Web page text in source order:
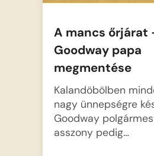
A mancs őrjárat
Goodway papa
megmentése
Kalandöbölben
nagy ünnepségre
Goodway
asszony pedig…